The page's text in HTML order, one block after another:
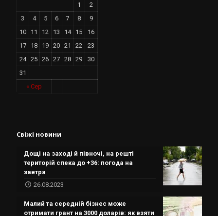
« Сер
1
2
3
4 5 6 7 8
9
10
11 12 13 14 15
16
17
18 19 20 21 22
23
24
25 26 27 28 29
30
31
Свіжі новини
Дощі на заході й півночі, на решті
територій спека до +36: погода на
завтра
26.08.2023
Малий та середній бізнес може
отримати грант на 3000 доларів: як взяти